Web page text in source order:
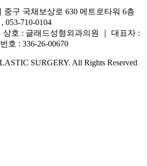
중구 국채보상로 630 메트로타워 6층
053-710-0104
상호 : 글래드성형외과의원 ｜ 대표자 :
호 : 336-26-00670
SURGERY. All Rights Reserved